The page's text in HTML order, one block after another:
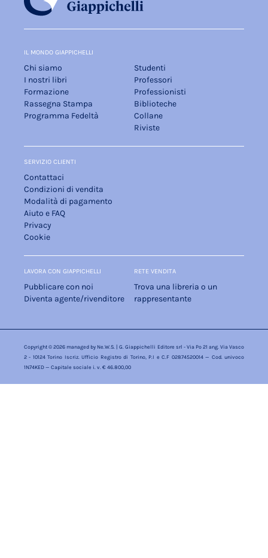
IL MONDO GIAPPICHELLI
Chi siamo
I nostri libri
Formazione
Rassegna Stampa
Programma Fedeltà
Studenti
Professori
Professionisti
Biblioteche
Collane
Riviste
SERVIZIO CLIENTI
Contattaci
Condizioni di vendita
Modalità di pagamento
Aiuto e FAQ
Privacy
Cookie
LAVORA CON GIAPPICHELLI
Pubblicare con noi
Diventa agente/rivenditore
RETE VENDITA
Trova una libreria o un
rappresentante
Copyright © 2026 managed by Ne.W.S. | G. Giappichelli Editore srl - Via Po 21 ang. Via Vasco
2 - 10124 Torino Iscriz. Ufficio Registro di Torino, P.I e C.F 02874520014 — Cod. univoco
1N74KED — Capitale sociale i. v. € 46.800,00